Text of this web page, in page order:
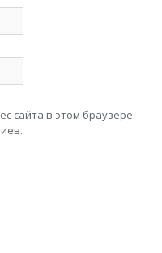
сайта в этом браузере